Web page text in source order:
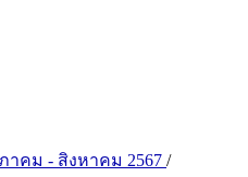
าคม - สิงหาคม 2567 /